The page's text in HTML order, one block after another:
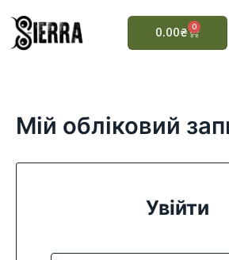
вмісту
0.00₴ 0 Cart
Мій обліковий
Увійти